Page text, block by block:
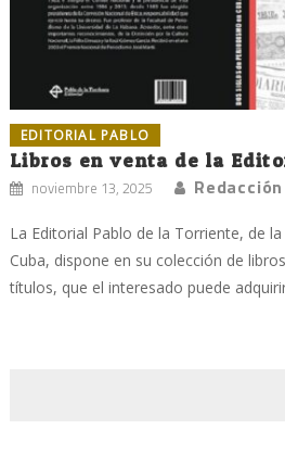
EDITORIAL PABLO
Libros en venta de la
noviembre 13, 2025
La Editorial Pablo de la Torriente, de
Cuba, dispone en su colección de
títulos, que el interesado puede